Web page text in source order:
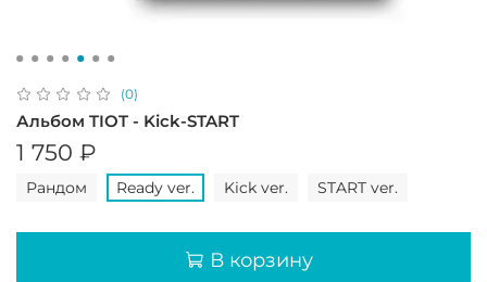
(0)
Альбом TIOT - Kick-START
1 750 ₽
Рандом Ready ver. Kick ver. START ver.
В корзину